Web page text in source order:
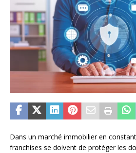
Dans un marché immobilier en
franchises se doivent de protéger les